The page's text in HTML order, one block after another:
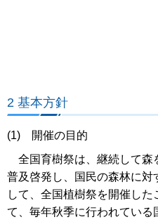
2 基本方針
(1) 開催の目的
全国育樹祭は、継続して森
普及啓発し、国民の森林に対
して、全国植樹祭を開催し
て、毎年秋季に行われている